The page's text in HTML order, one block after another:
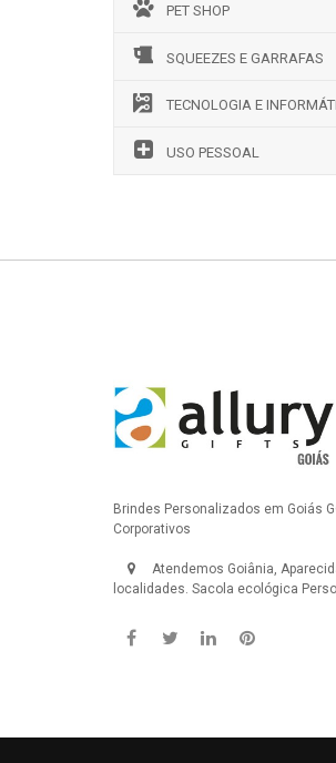
PET SHOP
SQUEEZES E GARRAFAS
TECNOLOGIA E
USO PESSOAL
Brindes Personalizados em Goiás
Corporativos
Atendemos Goiânia,
localidades. Sacola ecológica